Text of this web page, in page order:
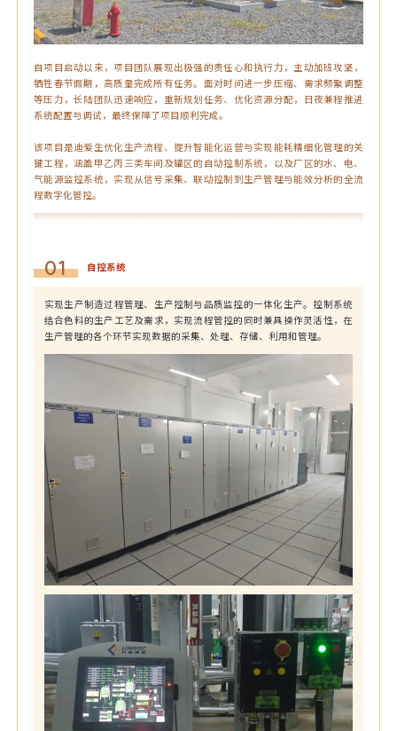
自项目启动以来，项目团队展现出极强的责任心和执行力，主动加班攻坚，
牺牲春节假期，高质量完成所有任务。面对时间进一步压缩、需求频繁调整
等压力，长陆团队迅速响应，重新规划任务、优化资源分配，日夜兼程推进
系统配置与调试，最终保障了项目顺利完成。
该项目是迪爱生优化生产流程、提升智能化运营与实现能耗精细化管理的关
键工程，涵盖甲乙丙三类车间及罐区的自动控制系统，以及厂区的水、电、
气能源监控系统，实现从信号采集、联动控制到生产管理与能效分析的全流
程数字化管控。
01 自控系统
实现生产制造过程管理、生产控制与品质监控的一体化生产。控制系统
结合色料的生产工艺及需求，实现流程管控的同时兼具操作灵活性，在
生产管理的各个环节实现数据的采集、处理、存储、利用和管理。